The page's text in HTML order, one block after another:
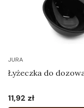
JURA
Łyżeczka do
Cena
11,92 zł